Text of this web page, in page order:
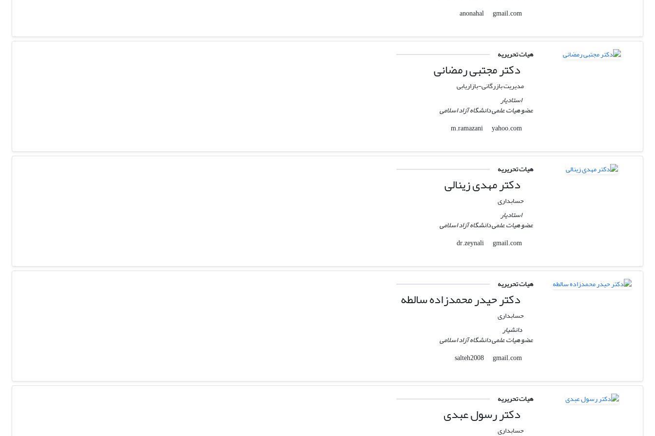
anonahal
gmail.com
هیات تحریریه
دکتر مجتبی رمضانی
مدیریت بازرگانی-بازاریابی
استادیار
عضو هیات علمی دانشگاه آزاد اسلامی
m.ramazani
yahoo.com
هیات تحریریه
دکتر مهدی زینالی
حسابداری
استادیار
عضو هیات علمی دانشگاه آزاد اسلامی
dr.zeynali
gmail.com
هیات تحریریه
دکتر حیدر محمدزاده سالطه
حسابداری
دانشیار
عضو هیات علمی دانشگاه آزاد اسلامی
salteh2008
gmail.com
هیات تحریریه
دکتر رسول عبدی
حسابداری